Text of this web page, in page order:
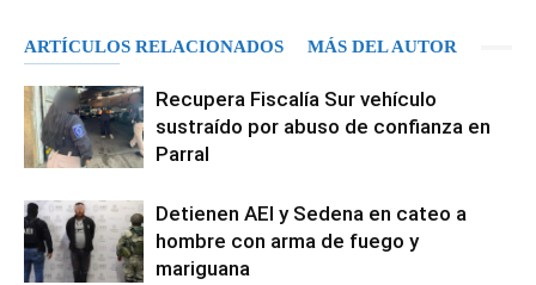
ARTÍCULOS RELACIONADOS MÁS DEL AUTOR
Recupera Fiscalía Sur vehículo
sustraído por abuso de confianza en
Parral
Detienen AEI y Sedena en cateo a
hombre con arma de fuego y
mariguana